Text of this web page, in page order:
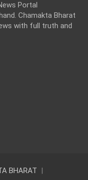
Portal
Chamakta Bharat
with full truth and
BHARAT